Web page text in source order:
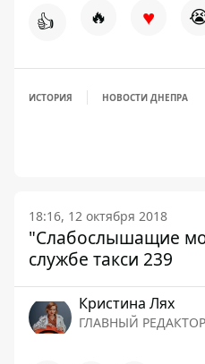
👍 🔥 ♥
ИСТОРИЯ НОВОСТИ ДНЕПРА
18:16, 12 октября 2018
"Слабослышащие
службе такси 239
Кристина Лях
ГЛАВНЫЙ РЕДАКТОР